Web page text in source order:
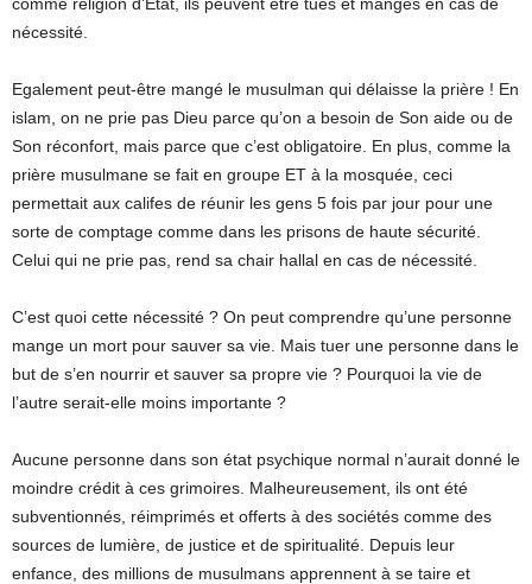
nécessité.
Egalement peut-être mangé le musulman qui délaisse la prière ! En
islam, on ne prie pas Dieu parce qu’on a besoin de Son aide ou de
Son réconfort, mais parce que c’est obligatoire. En plus, comme la
prière musulmane se fait en groupe ET à la mosquée, ceci
permettait aux califes de réunir les gens 5 fois par jour pour une
sorte de comptage comme dans les prisons de haute sécurité.
Celui qui ne prie pas, rend sa chair hallal en cas de nécessité.
C’est quoi cette nécessité ? On peut comprendre qu’une personne
mange un mort pour sauver sa vie. Mais tuer une personne dans le
but de s’en nourrir et sauver sa propre vie ? Pourquoi la vie de
l’autre serait-elle moins importante ?
Aucune personne dans son état psychique normal n’aurait donné le
moindre crédit à ces grimoires. Malheureusement, ils ont été
subventionnés, réimprimés et offerts à des sociétés comme des
sources de lumière, de justice et de spiritualité. Depuis leur
enfance, des millions de musulmans apprennent à se taire et